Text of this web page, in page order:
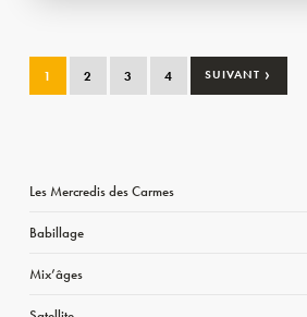
1 2 3 4 SUIVANT ›
Les Mercredis des Carmes
Babillage
Mix’âges